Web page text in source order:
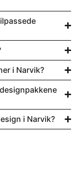
i Narvik?
i Narvik?